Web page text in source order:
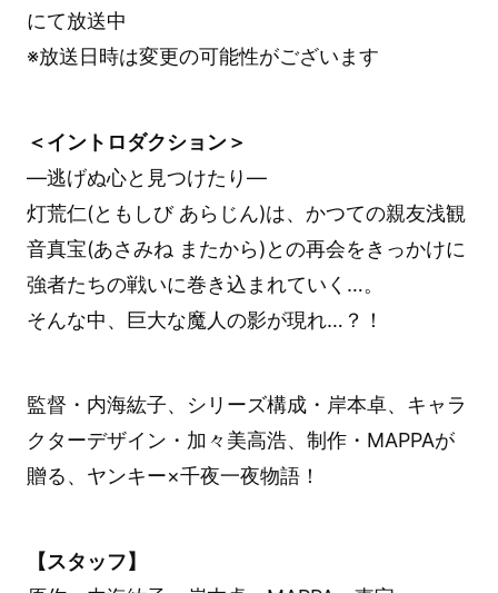
にて放送中
※放送日時は変更の可能性がございます
＜イントロダクション＞
―逃げぬ心と見つけたり―
灯荒仁(ともしび あらじん)は、かつての親友浅観
音真宝(あさみね またから)との再会をきっかけに
強者たちの戦いに巻き込まれていく…。
そんな中、巨大な魔人の影が現れ…？！
監督・内海紘子、シリーズ構成・岸本卓、キャラ
クターデザイン・加々美高浩、制作・MAPPAが
贈る、ヤンキー×千夜一夜物語！
【スタッフ】